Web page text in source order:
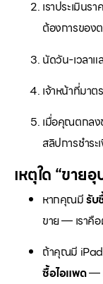
เราประเมิน
ต้องการของ
นัดวัน-เวลา
เจ้าหน้าที่มา
เมื่อคุณตกลง
สลิปการชำระ
เหตุใด “ขาย
หากคุณมีรับ
ขาย — เราคื
ถ้าคุณมี iPad
ซื้อไอแพด—